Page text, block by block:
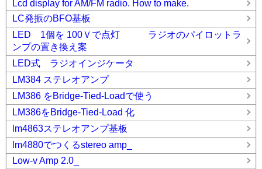
Lcd display for AM/FM radio. How to make.
LC発振のBFO基板
LED 1個を 100Ｖで点灯 ラジオのパイロットラ
ンプの置き換え案
LED式 ラジオインジケータ
LM384 ステレオアンプ
LM386 をBridge-Tied-Loadで使う
LM386をBridge-Tied-Load 化
lm4863ステレオアンプ基板
lm4880でつくるstereo amp_
Low-v Amp 2.0_